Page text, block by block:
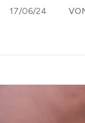
17/06/24